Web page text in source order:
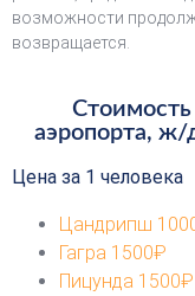
возможности
возвращается.
Стоимость
аэропорта, ж/
Цена за 1 человека
Цандрипш
Гагра 1500₽
Пицунда 1500₽